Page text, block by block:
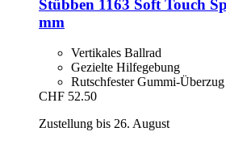
Stübben 1163 Soft Touch
mm
Vertikales Ballrad
Gezielte Hilfegebung
Rutschfester Gummi-Überzug
CHF 52.50
Zustellung bis 26. August